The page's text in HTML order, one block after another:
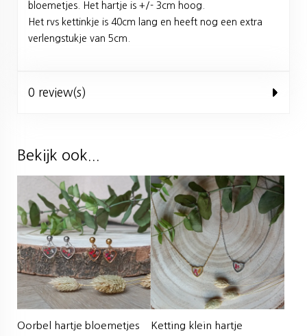
bloemetjes. Het hartje is +/- 3cm hoog.
Het rvs kettinkje is 40cm lang en heeft nog een extra
verlengstukje van 5cm.
0 review(s)
Bekijk ook...
Oorbel hartje bloemetjes
Ketting klein hartje